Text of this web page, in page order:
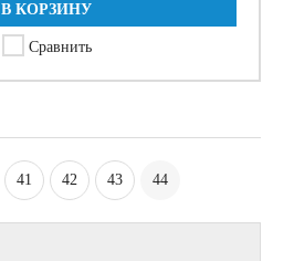
В КОРЗИНУ
Сравнить
41 42 43 44